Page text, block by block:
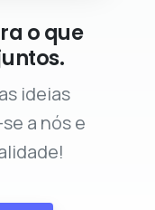
o que
ideias
a nós e